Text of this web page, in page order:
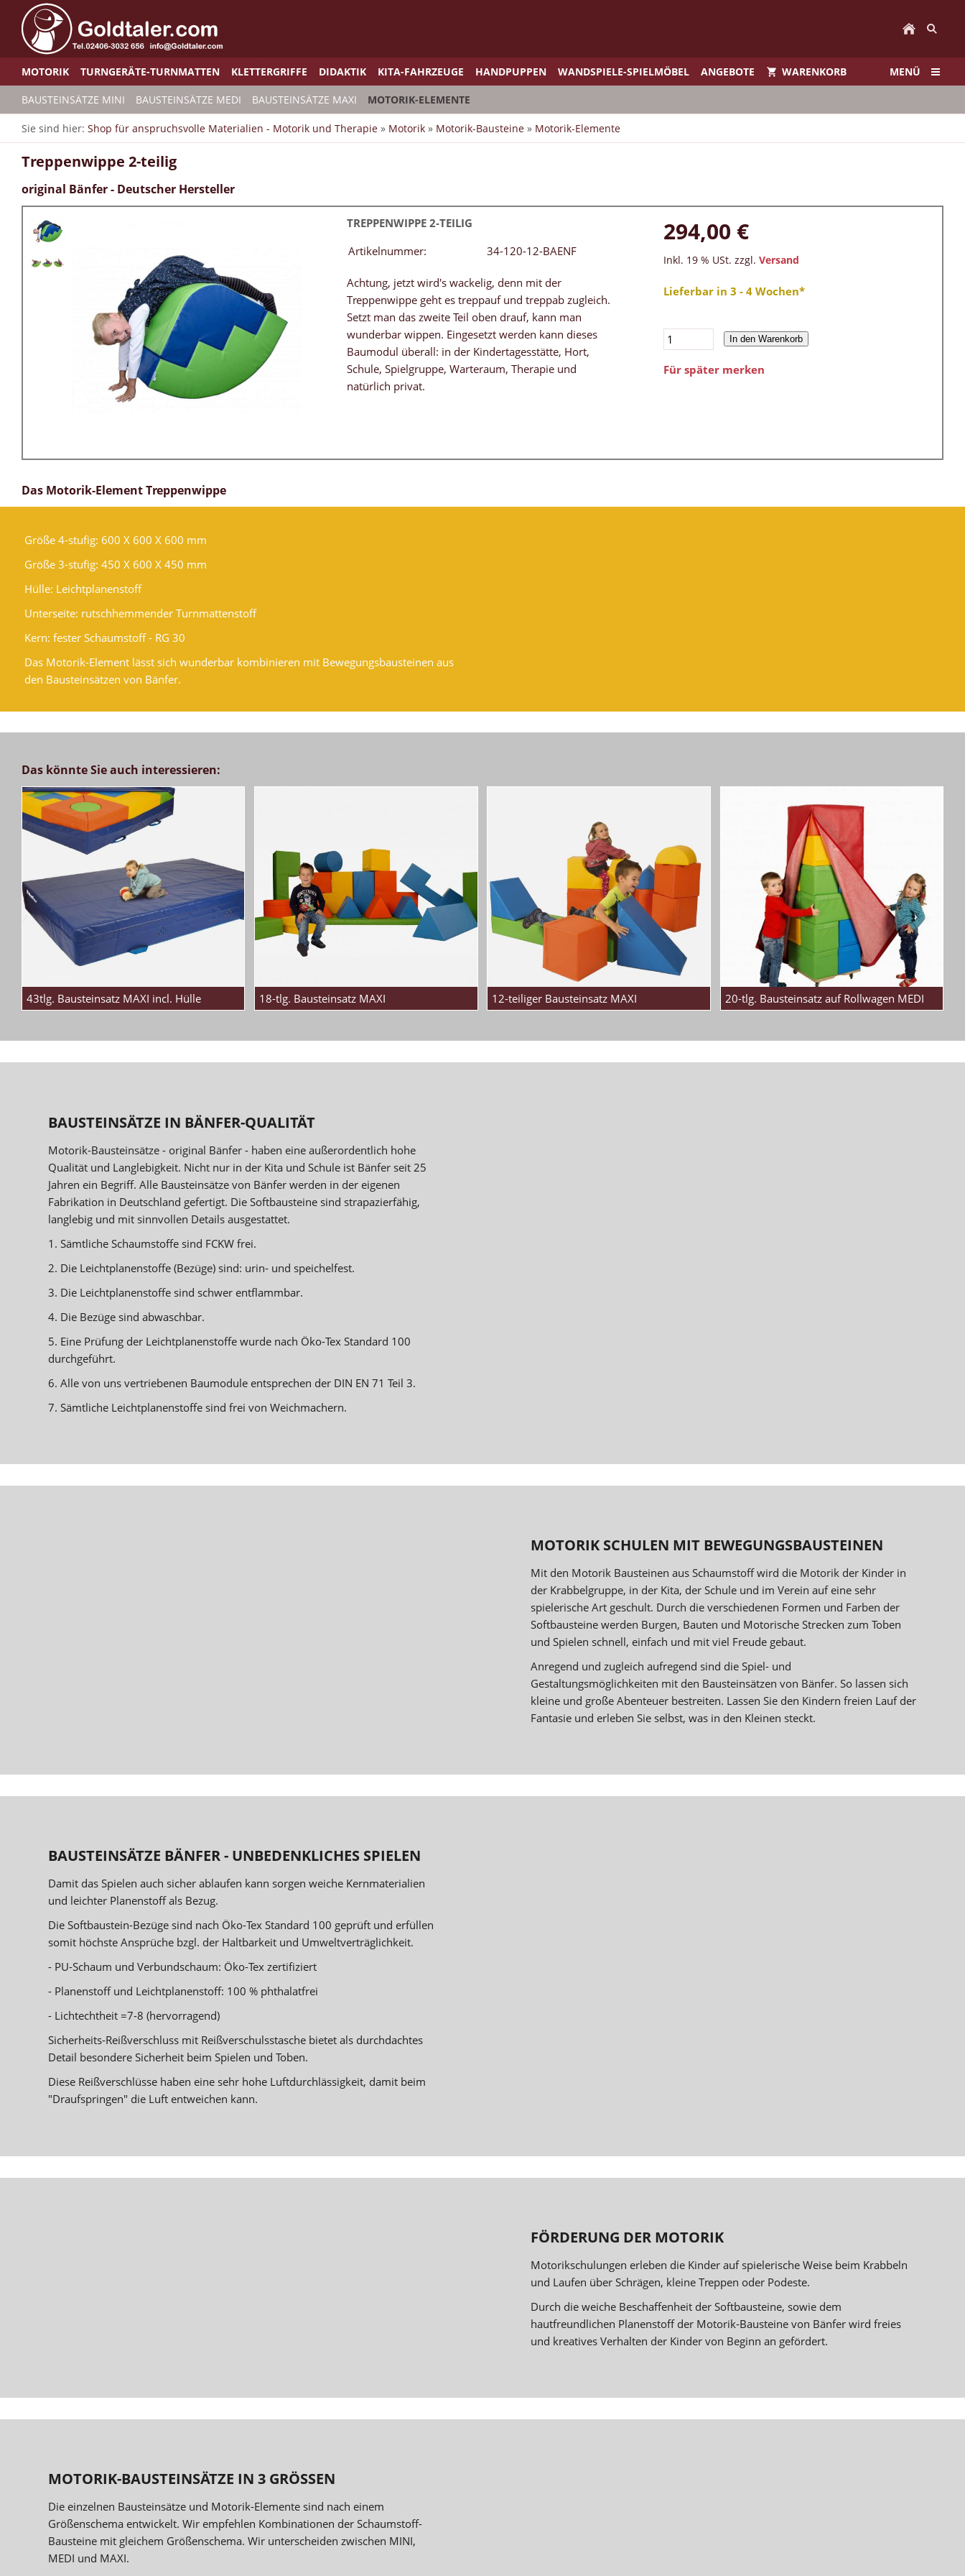
MOTORIK TURNGERÄTE-TURNMATTEN KLETTERGRIFFE DIDAKTIK KITA-FAHRZEUGE HANDPUPPEN WANDSPIELE-SPIELMÖBEL ANGEBOTE WARENKORB MENÜ
BAUSTEINSÄTZE MINI BAUSTEINSÄTZE MEDI BAUSTEINSÄTZE MAXI MOTORIK-ELEMENTE
Sie sind hier: Shop für anspruchsvolle Materialien - Motorik und Therapie » Motorik » Motorik-Bausteine » Motorik-Elemente
Treppenwippe 2-teilig
original Bänfer - Deutscher Hersteller
TREPPENWIPPE 2-TEILIG
Artikelnummer:
34-120-12-BAENF
Achtung, jetzt wird's wackelig, denn mit der
Treppenwippe geht es treppauf und treppab zugleich.
Setzt man das zweite Teil oben drauf, kann man
wunderbar wippen. Eingesetzt werden kann dieses
Baumodul überall: in der Kindertagesstätte, Hort,
Schule, Spielgruppe, Warteraum, Therapie und
natürlich privat.
294,00 €
Inkl. 19 % USt. zzgl. Versand
Lieferbar in 3 - 4 Wochen*
In den Warenkorb
Für später merken
Das Motorik-Element Treppenwippe
Größe 4-stufig: 600 X 600 X 600 mm
Größe 3-stufig: 450 X 600 X 450 mm
Hülle: Leichtplanenstoff
Unterseite: rutschhemmender Turnmattenstoff
Kern: fester Schaumstoff - RG 30
Das Motorik-Element lässt sich wunderbar kombinieren mit Bewegungsbausteinen aus
den Bausteinsätzen von Bänfer.
Das könnte Sie auch interessieren:
43tlg. Bausteinsatz MAXI incl. Hülle 18-tlg. Bausteinsatz MAXI 12-teiliger Bausteinsatz MAXI 20-tlg. Bausteinsatz auf Rollwagen MEDI
BAUSTEINSÄTZE IN BÄNFER-QUALITÄT
Motorik-Bausteinsätze - original Bänfer - haben eine außerordentlich hohe
Qualität und Langlebigkeit. Nicht nur in der Kita und Schule ist Bänfer seit 25
Jahren ein Begriff. Alle Bausteinsätze von Bänfer werden in der eigenen
Fabrikation in Deutschland gefertigt. Die Softbausteine sind strapazierfähig,
langlebig und mit sinnvollen Details ausgestattet.
1. Sämtliche Schaumstoffe sind FCKW frei.
2. Die Leichtplanenstoffe (Bezüge) sind: urin- und speichelfest.
3. Die Leichtplanenstoffe sind schwer entflammbar.
4. Die Bezüge sind abwaschbar.
5. Eine Prüfung der Leichtplanenstoffe wurde nach Öko-Tex Standard 100
durchgeführt.
6. Alle von uns vertriebenen Baumodule entsprechen der DIN EN 71 Teil 3.
7. Sämtliche Leichtplanenstoffe sind frei von Weichmachern.
MOTORIK SCHULEN MIT BEWEGUNGSBAUSTEINEN
Mit den Motorik Bausteinen aus Schaumstoff wird die Motorik der Kinder in
der Krabbelgruppe, in der Kita, der Schule und im Verein auf eine sehr
spielerische Art geschult. Durch die verschiedenen Formen und Farben der
Softbausteine werden Burgen, Bauten und Motorische Strecken zum Toben
und Spielen schnell, einfach und mit viel Freude gebaut.
Anregend und zugleich aufregend sind die Spiel- und
Gestaltungsmöglichkeiten mit den Bausteinsätzen von Bänfer. So lassen sich
kleine und große Abenteuer bestreiten. Lassen Sie den Kindern freien Lauf der
Fantasie und erleben Sie selbst, was in den Kleinen steckt.
BAUSTEINSÄTZE BÄNFER - UNBEDENKLICHES SPIELEN
Damit das Spielen auch sicher ablaufen kann sorgen weiche Kernmaterialien
und leichter Planenstoff als Bezug.
Die Softbaustein-Bezüge sind nach Öko-Tex Standard 100 geprüft und erfüllen
somit höchste Ansprüche bzgl. der Haltbarkeit und Umweltverträglichkeit.
- PU-Schaum und Verbundschaum: Öko-Tex zertifiziert
- Planenstoff und Leichtplanenstoff: 100 % phthalatfrei
- Lichtechtheit =7-8 (hervorragend)
Sicherheits-Reißverschluss mit Reißverschulsstasche bietet als durchdachtes
Detail besondere Sicherheit beim Spielen und Toben.
Diese Reißverschlüsse haben eine sehr hohe Luftdurchlässigkeit, damit beim
"Draufspringen" die Luft entweichen kann.
FÖRDERUNG DER MOTORIK
Motorikschulungen erleben die Kinder auf spielerische Weise beim Krabbeln
und Laufen über Schrägen, kleine Treppen oder Podeste.
Durch die weiche Beschaffenheit der Softbausteine, sowie dem
hautfreundlichen Planenstoff der Motorik-Bausteine von Bänfer wird freies
und kreatives Verhalten der Kinder von Beginn an gefördert.
MOTORIK-BAUSTEINSÄTZE IN 3 GRÖSSEN
Die einzelnen Bausteinsätze und Motorik-Elemente sind nach einem
Größenschema entwickelt. Wir empfehlen Kombinationen der Schaumstoff-
Bausteine mit gleichem Größenschema. Wir unterscheiden zwischen MINI,
MEDI und MAXI.